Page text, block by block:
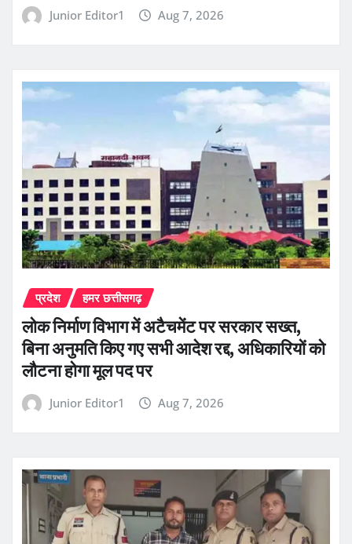
Junior Editor1 Aug 7, 2026
प्रदेश हमर छत्तीसगढ़
लोक निर्माण विभाग में अटैचमेंट पर सरकार सख्त,
बिना अनुमति किए गए सभी आदेश रद्द, अधिकारियों को
लौटना होगा मूल पद पर
Junior Editor1 Aug 7, 2026